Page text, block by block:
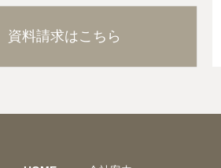
資料請求はこちら